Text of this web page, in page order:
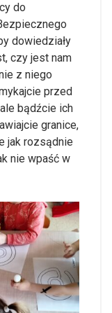
do
dowiedziały
czy jest nam
z niego
przed
bądźcie ich
granice,
jak rozsądnie
nie wpaść w